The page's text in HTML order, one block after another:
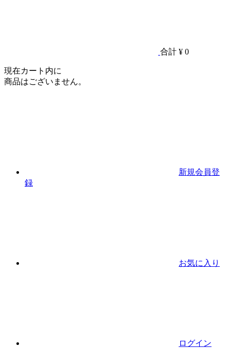
合計 ¥ 0
現在カート内に
商品はございません。
新規会員登
録
お気に入り
ログイン